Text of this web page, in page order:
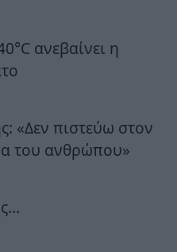
ανεβαίνει η
«Δεν πιστεύω στον
του ανθρώπου»